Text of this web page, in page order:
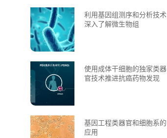
利用基因组测序和分析技术
深入了解微生物组
使用成体干细胞的独家类器
官技术推进抗癌药物发现
基因工程类器官和细胞系的
应用